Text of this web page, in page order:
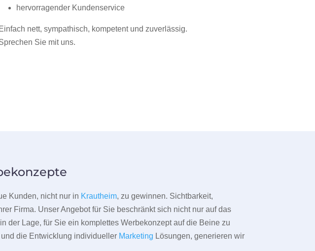
hervorragender Kundenservice
Einfach nett, sympathisch, kompetent und zuverlässig.
Sie mit uns.
Kunden, nicht nur in Krautheim, zu gewinnen. Sichtbarkeit,
Firma. Unser Angebot für Sie beschränkt sich nicht nur auf das
der Lage, für Sie ein komplettes Werbekonzept auf die Beine zu
die Entwicklung individueller Marketing Lösungen, generieren wir